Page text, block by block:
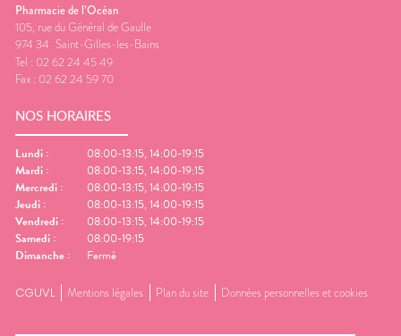
Pharmacie de l’Océan
105, rue du Général de Gaulle
974 34 Saint-Gilles-les-Bains
Tel : 02 62 24 45 49
Fax : 02 62 24 59 70
NOS HORAIRES
Lundi :
08:00-13:15, 14:00-19:15
Mardi :
08:00-13:15, 14:00-19:15
Mercredi :
08:00-13:15, 14:00-19:15
Jeudi :
08:00-13:15, 14:00-19:15
Vendredi :
08:00-13:15, 14:00-19:15
Samedi :
08:00-19:15
Dimanche : Fermé
CGUVL Mentions légales Plan du site Données personnelles et cookies